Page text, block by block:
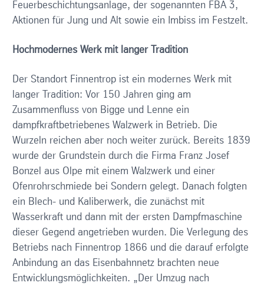
Feuerbeschichtungsanlage, der sogenannten FBA 3,
Aktionen für Jung und Alt sowie ein Imbiss im Festzelt.
Hochmodernes Werk mit langer Tradition
Der Standort Finnentrop ist ein modernes Werk mit
langer Tradition: Vor 150 Jahren ging am
Zusammenfluss von Bigge und Lenne ein
dampfkraftbetriebenes Walzwerk in Betrieb. Die
Wurzeln reichen aber noch weiter zurück. Bereits 1839
wurde der Grundstein durch die Firma Franz Josef
Bonzel aus Olpe mit einem Walzwerk und einer
Ofenrohrschmiede bei Sondern gelegt. Danach folgten
ein Blech- und Kaliberwerk, die zunächst mit
Wasserkraft und dann mit der ersten Dampfmaschine
dieser Gegend angetrieben wurden. Die Verlegung des
Betriebs nach Finnentrop 1866 und die darauf erfolgte
Anbindung an das Eisenbahnnetz brachten neue
Entwicklungsmöglichkeiten. „Der Umzug nach